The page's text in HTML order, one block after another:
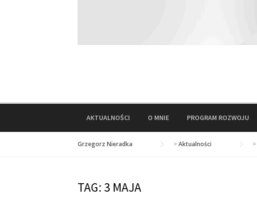
AKTUALNOŚCI O MNIE PROGRAM ROZWOJU
Grzegorz Nieradka >Aktualności >
TAG: 3 MAJA